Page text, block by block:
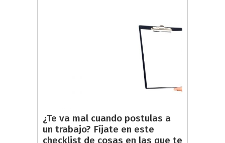
¿Te va mal cuando postulas a
un trabajo? Fíjate en este
checklist de cosas en las que te